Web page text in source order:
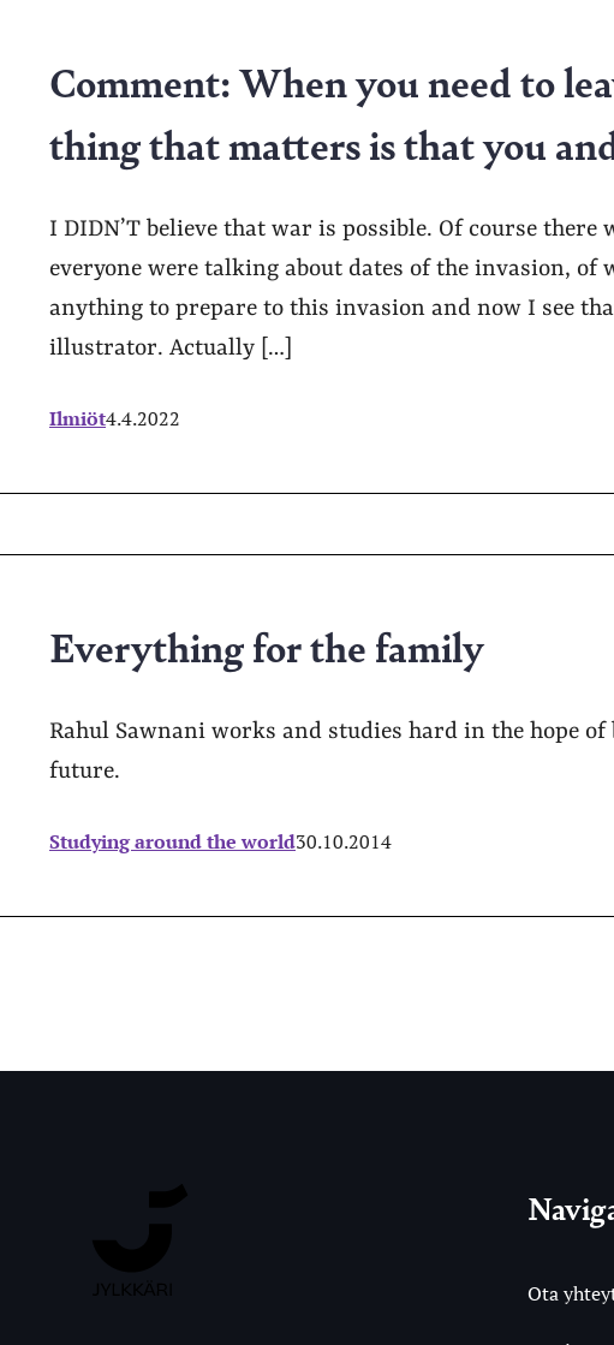
Comment: When you need to
thing that matters is that you
I DIDN’T believe that war is possible. Of course
everyone were talking about dates of the invasion, of
anything to prepare to this invasion and now I see
illustrator. Actually […]
Ilmiöt4.4.2022
Everything for the family
Rahul Sawnani works and studies hard in the hope
future.
Studying around the world30.10.2014
Ota